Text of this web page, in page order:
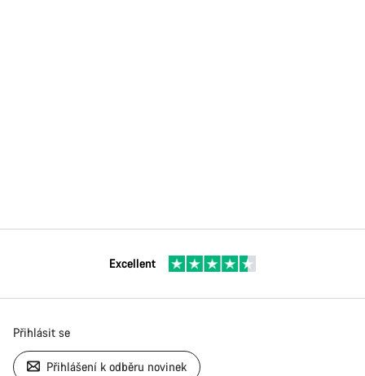
Excellent
Přihlásit se
Přihlášení k odběru novinek